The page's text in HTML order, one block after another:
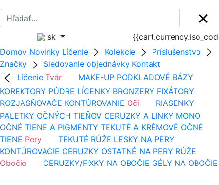
sk
Domov Novinky Líčenie Kolekcie
Príslušenstvo
Značky
Sledovanie objednávky Kontakt
Líčenie Tvár MAKE-UP PODKLADOVÉ BÁZY
KOREKTORY PÚDRE LÍCENKY BRONZERY FIXÁTORY
ROZJASŇOVAČE KONTÚROVANIE Oči
RIASENKY
PALETKY OČNÝCH TIEŇOV CERUZKY A LINKY MONO
OČNÉ TIENE A PIGMENTY TEKUTÉ A KRÉMOVÉ OČNÉ
TIENE Pery TEKUTÉ RÚŽE LESKY NA PERY
KONTÚROVACIE CERUZKY OSTATNÉ NA PERY RÚŽE
Obočie
CERUZKY/FIXKY NA OBOČIE GÉLY NA OBOČIE